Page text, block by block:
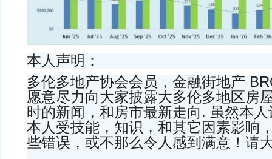
本人声明：
多伦多地产协会会员，金融街地产
愿意尽力向大家披露大多伦多地区房
时的新闻，和房市最新走向. 虽然本
本人受技能，知识，和其它因素影响
些错误，或不那么令人感到满意！请